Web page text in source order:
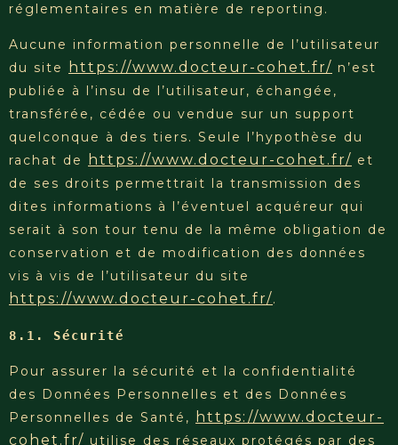
réglementaires en matière de reporting.
Aucune information personnelle de l’utilisateur
du site
https://www.docteur-cohet.fr/ n’est
publiée à l’insu de l’utilisateur, échangée,
transférée, cédée ou vendue sur un support
quelconque à des tiers. Seule l’hypothèse du
rachat de
https://www.docteur-cohet.fr/ et
de ses droits permettrait la transmission des
dites informations à l’éventuel acquéreur qui
serait à son tour tenu de la même obligation de
conservation et de modification des données
vis à vis de l’utilisateur du site
https://www.docteur-cohet.fr/.
8.1. Sécurité
Pour assurer la sécurité et la confidentialité
des Données Personnelles et des Données
Personnelles de Santé,
https://www.docteur-
cohet.fr/ utilise des réseaux protégés par des